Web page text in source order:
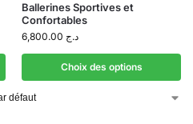
Ballerines Sportives et
Confortables
د.ج
Choix des options